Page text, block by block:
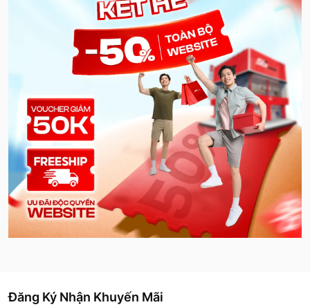
Đăng Ký Nhận Khuyến Mãi